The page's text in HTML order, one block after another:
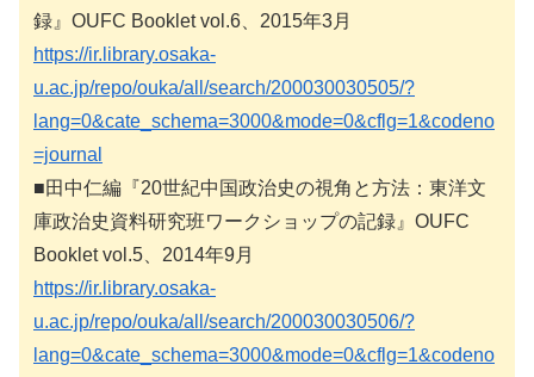
録』OUFC Booklet vol.6、2015年3月
https://ir.library.osaka-
u.ac.jp/repo/ouka/all/search/200030030505/?
lang=0&cate_schema=3000&mode=0&cflg=1&codeno
=journal
■田中仁編『20世紀中国政治史の視角と方法：東洋文
庫政治史資料研究班ワークショップの記録』OUFC
Booklet vol.5、2014年9月
https://ir.library.osaka-
u.ac.jp/repo/ouka/all/search/200030030506/?
lang=0&cate_schema=3000&mode=0&cflg=1&codeno